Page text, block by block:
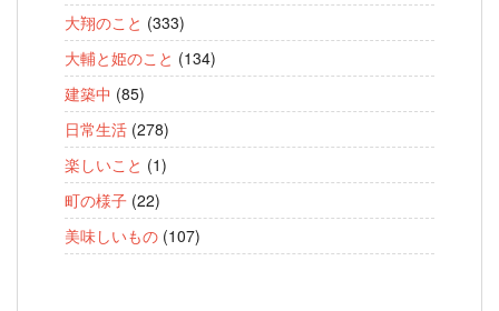
大翔のこと (333)
大輔と姫のこと (134)
建築中 (85)
日常生活 (278)
楽しいこと (1)
町の様子 (22)
美味しいもの (107)